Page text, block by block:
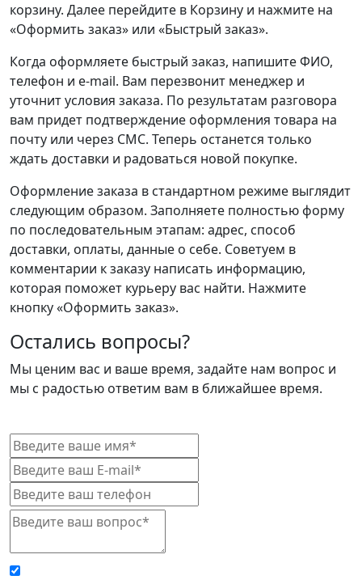
корзину. Далее перейдите в Корзину и нажмите на
«Оформить заказ» или «Быстрый заказ».
Когда оформляете быстрый заказ, напишите ФИО,
телефон и e-mail. Вам перезвонит менеджер и
уточнит условия заказа. По результатам разговора
вам придет подтверждение оформления товара на
почту или через СМС. Теперь останется только
ждать доставки и радоваться новой покупке.
Оформление заказа в стандартном режиме выглядит
следующим образом. Заполняете полностью форму
по последовательным этапам: адрес, способ
доставки, оплаты, данные о себе. Советуем в
комментарии к заказу написать информацию,
которая поможет курьеру вас найти. Нажмите
кнопку «Оформить заказ».
Остались вопросы?
Мы ценим вас и ваше время, задайте нам вопрос и
мы с радостью ответим вам в ближайшее время.